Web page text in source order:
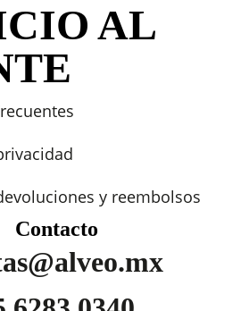
AL
y reembolsos
Contacto